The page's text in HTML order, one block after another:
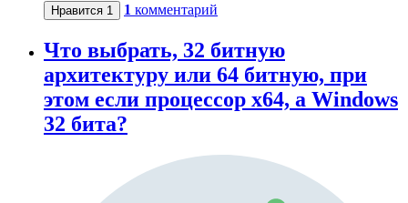
Нравится 1 1 комментарий
Что выбрать, 32 битную
архитектуру или 64 битную, при
этом если процессор x64, а Windows
32 бита?